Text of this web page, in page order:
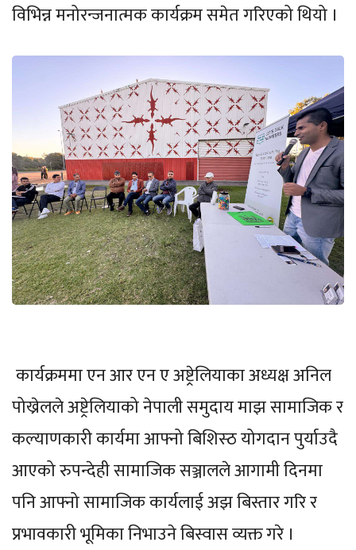
विभिन्न मनोरन्जनात्मक कार्यक्रम समेत गरिएको थियो ।
कार्यक्रममा एन आर एन ए अष्ट्रेलियाका अध्यक्ष अनिल
पोख्रेलले अष्ट्रेलियाको नेपाली समुदाय माझ सामाजिक र
कल्याणकारी कार्यमा आफ्नो बिशिस्ठ योगदान पुर्याउदै
आएको रुपन्देही सामाजिक सञ्जालले आगामी दिनमा
पनि आफ्नो सामाजिक कार्यलाई अझ बिस्तार गरि र
प्रभावकारी भूमिका निभाउने बिस्वास व्यक्त गरे ।